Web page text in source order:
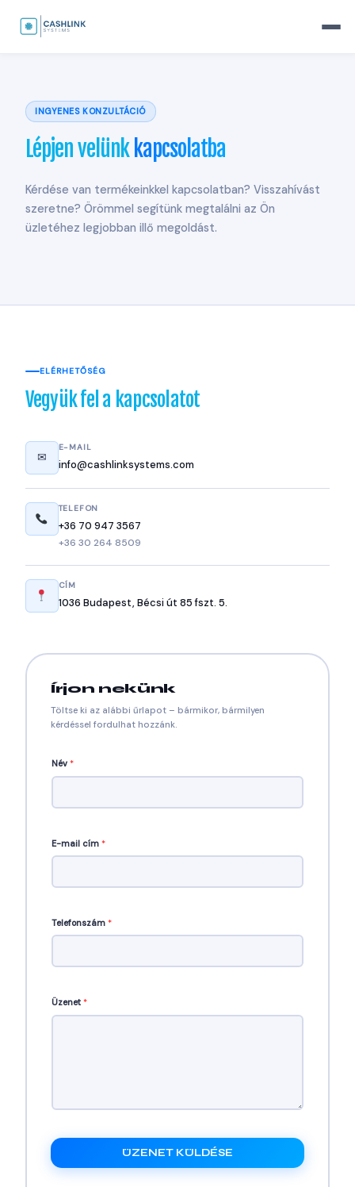
Főoldal›Kapcsolat
INGYENES KONZULTÁCIÓ
Lépjen velünk kapcsolatba
Kérdése van termékeinkkel kapcsolatban? Visszahívást
szeretne? Örömmel segítünk megtalálni az Ön
üzletéhez legjobban illő megoldást.
ELÉRHETŐSÉG
Vegyük fel a kapcsolatot
✉
E-MAIL
info@cashlinksystems.com
TELEFON
+36 70 947 3567
+36 30 264 8509
CÍM
1036 Budapest, Bécsi út 85 fszt. 5.
Írjon nekünk
Töltse ki az alábbi űrlapot – bármikor, bármilyen
kérdéssel fordulhat hozzánk.
Név *
E-mail cím *
Telefonszám *
Üzenet *
ÜZENET KÜLDÉSE